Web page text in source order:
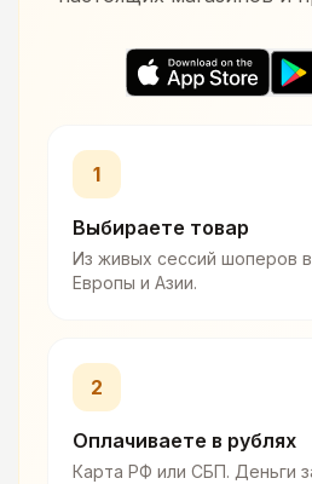
1
Выбираете товар
Из живых сессий шоперов
Европы и Азии.
2
Оплачиваете в рублях
Карта РФ или СБП. Деньги